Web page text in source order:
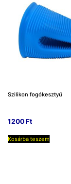
Szilikon fogókesztyű
1200Ft
Kosárba teszem